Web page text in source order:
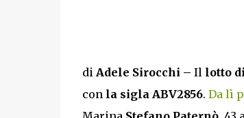
di Adele Sirocchi – Il lotto
con la sigla ABV2856. Da lì